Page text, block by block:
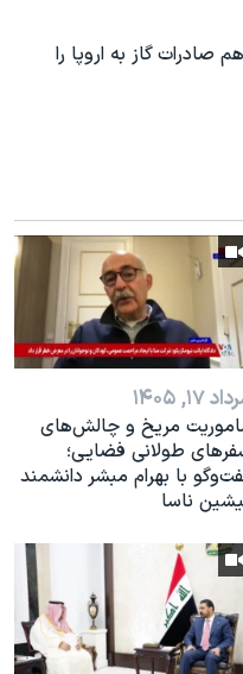
صادرات گاز به اروپا را
۱۷, ۱۴۰۵
مریخ و چالش‌های
طولانی فضایی؛
با بهرام مبشر دانشمند
ناسا